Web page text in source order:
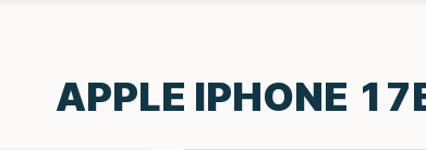
APPLE IPHONE